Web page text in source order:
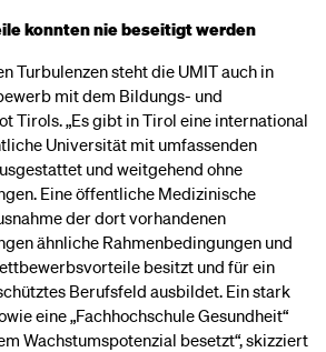
konnten nie beseitigt werden
Turbulenzen steht die UMIT auch in
mit dem Bildungs- und
Tirols. „Es gibt in Tirol eine international
Universität mit umfassenden
und weitgehend ohne
Eine öffentliche Medizinische
der dort vorhandenen
ähnliche Rahmenbedingungen und
besitzt und für ein
Berufsfeld ausbildet. Ein stark
eine „Fachhochschule Gesundheit“
Wachstumspotenzial besetzt“, skizziert